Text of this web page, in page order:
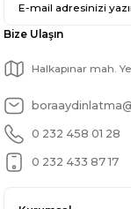
Bize Ulaşın
Halkapınar mah.
0 232 458 01 28
0 232 433 87 17